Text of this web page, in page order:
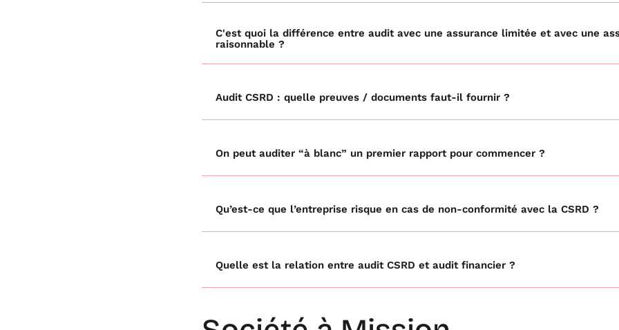
C'est quoi la différence entre audit avec une assurance limitée et avec une
raisonnable ?
Audit CSRD : quelle preuves / documents faut-il fournir ?
On peut auditer “à blanc” un premier rapport pour commencer ?
Qu’est-ce que l’entreprise risque en cas de non-conformité avec la CSRD ?
Quelle est la relation entre audit CSRD et audit financier ?